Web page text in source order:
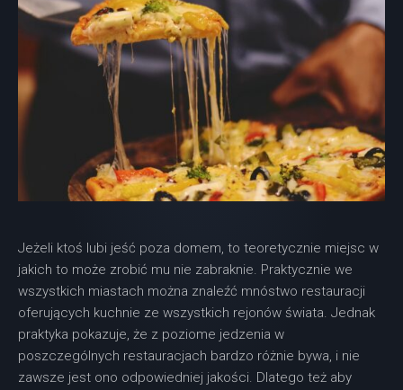
Jeżeli ktoś lubi jeść poza domem, to teoretycznie miejsc w
jakich to może zrobić mu nie zabraknie. Praktycznie we
wszystkich miastach można znaleźć mnóstwo restauracji
oferujących kuchnie ze wszystkich rejonów świata. Jednak
praktyka pokazuje, że z poziome jedzenia w
poszczególnych restauracjach bardzo różnie bywa, i nie
zawsze jest ono odpowiedniej jakości. Dlatego też aby